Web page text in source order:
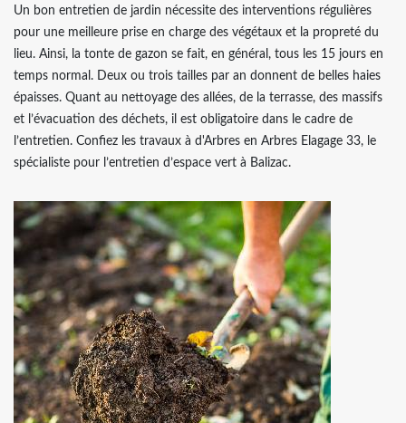
Un bon entretien de jardin nécessite des interventions régulières
pour une meilleure prise en charge des végétaux et la propreté du
lieu. Ainsi, la tonte de gazon se fait, en général, tous les 15 jours en
temps normal. Deux ou trois tailles par an donnent de belles haies
épaisses. Quant au nettoyage des allées, de la terrasse, des massifs
et l’évacuation des déchets, il est obligatoire dans le cadre de
l’entretien. Confiez les travaux à d'Arbres en Arbres Elagage 33, le
spécialiste pour l’entretien d’espace vert à Balizac.